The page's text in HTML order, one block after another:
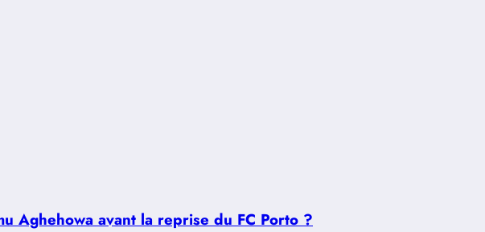
Aghehowa avant la reprise du FC Porto ?